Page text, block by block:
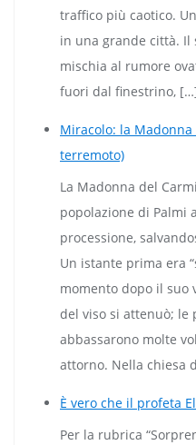
traffico più caotico.
in una grande città. Il
mischia al rumore
fuori dal finestrino,
Miracolo: la
terremoto)
La Madonna del
popolazione di Palmi
processione,
Un istante prima era
momento dopo il suo
del viso si attenuò; le
abbassarono molte
attorno. Nella chiesa
È vero che il profeta
Per la rubrica